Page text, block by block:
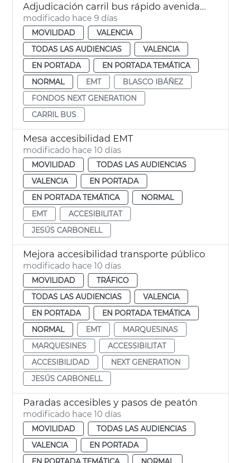
Adjudicación carril bus rápido avenida Blasco Ibáñez València
modificado hace 9 días
MOVILIDAD
VALENCIA
TODAS LAS AUDIENCIAS
VALENCIA
EN PORTADA
EN PORTADA TEMÁTICA
NORMAL
EMT
BLASCO IBÁÑEZ
FONDOS NEXT GENERATION
CARRIL BUS
Mesa accesibilidad EMT
modificado hace 10 días
MOVILIDAD
TODAS LAS AUDIENCIAS
VALENCIA
EN PORTADA
EN PORTADA TEMÁTICA
NORMAL
EMT
ACCESIBILITAT
JESÚS CARBONELL
Mejora accesibilidad transporte público
modificado hace 10 días
MOVILIDAD
TRÁFICO
TODAS LAS AUDIENCIAS
VALENCIA
EN PORTADA
EN PORTADA TEMÁTICA
NORMAL
EMT
MARQUESINAS
MARQUESINES
ACCESSIBILITAT
ACCESIBILIDAD
NEXT GENERATION
JESÚS CARBONELL
Paradas accesibles y pasos de peatón
modificado hace 10 días
MOVILIDAD
TODAS LAS AUDIENCIAS
VALENCIA
EN PORTADA